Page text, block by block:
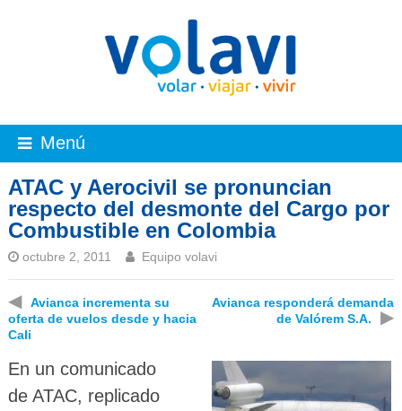
Menú
ATAC y Aerocivil se pronuncian
respecto del desmonte del Cargo por
Combustible en Colombia
octubre 2, 2011 Equipo volavi
◀
Avianca incrementa su
oferta de vuelos desde y hacia
Cali
Avianca responderá demanda
de Valórem S.A.
▶
En un comunicado
de ATAC, replicado